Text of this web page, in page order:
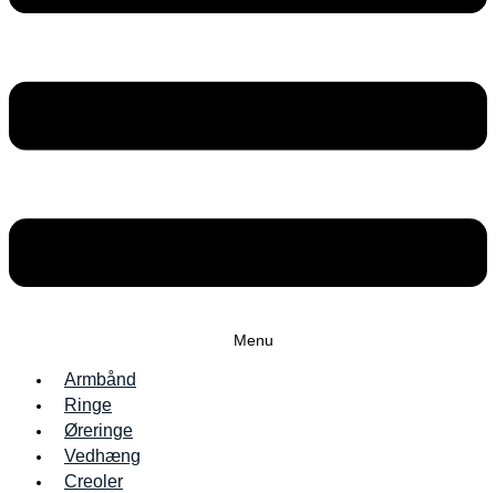
Menu
Armbånd
Ringe
Øreringe
Vedhæng
Creoler